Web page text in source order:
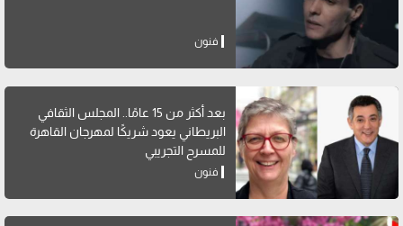
فنون
بعد أكثر من 15 عامًا.. المجلس الثقافي
البريطاني يعود شريكًا لمهرجان القاهرة
للمسرح التجريبي
فنون